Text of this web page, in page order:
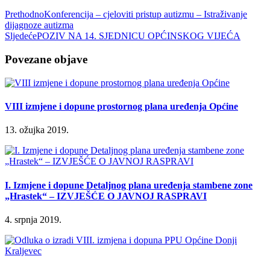
PrethodnoKonferencija – cjeloviti pristup autizmu – Istraživanje
dijagnoze autizma
SljedećePOZIV NA 14. SJEDNICU OPĆINSKOG VIJEĆA
Povezane objave
VIII izmjene i dopune prostornog plana uređenja Općine
13. ožujka 2019.
I. Izmjene i dopune Detaljnog plana uređenja stambene zone
„Hrastek“ – IZVJEŠĆE O JAVNOJ RASPRAVI
4. srpnja 2019.